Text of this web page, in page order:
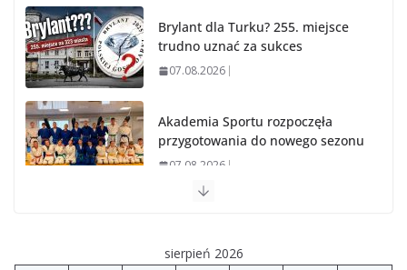
Brylant dla Turku? 255. miejsce
trudno uznać za sukces
07.08.2026
Akademia Sportu rozpoczęła
przygotowania do nowego sezonu
07.08.2026
06.08.2026
sierpień 2026